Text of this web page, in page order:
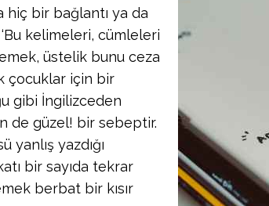
hiç bir bağlantı ya da
kelimeleri, cümleleri
üstelik bunu ceza
çocuklar için bir
gibi İngilizceden
de güzel! bir sebeptir.
yanlış yazdığı
bir sayıda tekrar
berbat bir kısır